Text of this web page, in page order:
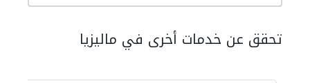
تحقق عن خدمات أخرى في ماليزيا